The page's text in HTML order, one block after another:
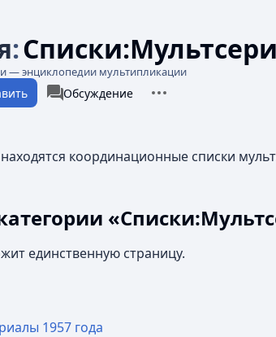
:
— энциклопедии мультипликации
associated-pages
Категория
Обсуждение Дополнительные
координационные списки
единственную страницу.
1957 года